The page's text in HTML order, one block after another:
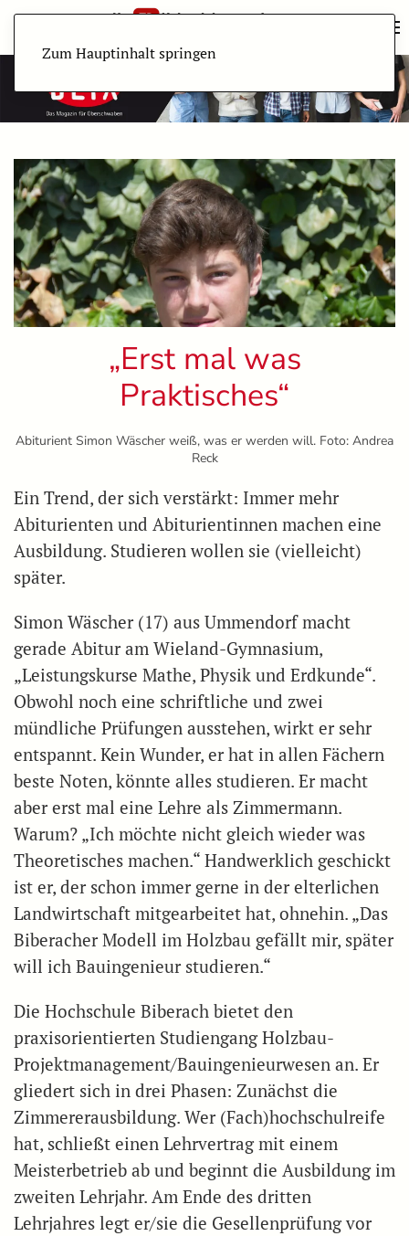
Zum Hauptinhalt springen
„Erst mal was
Praktisches“
Abiturient Simon Wäscher weiß, was er werden will. Foto: Andrea
Reck
Ein Trend, der sich verstärkt: Immer mehr
Abiturienten und Abiturientinnen machen eine
Ausbildung. Studieren wollen sie (vielleicht)
später.
Simon Wäscher (17) aus Ummendorf macht
gerade Abitur am Wieland-Gymnasium,
„Leistungskurse Mathe, Physik und Erdkunde“.
Obwohl noch eine schriftliche und zwei
mündliche Prüfungen ausstehen, wirkt er sehr
entspannt. Kein Wunder, er hat in allen Fächern
beste Noten, könnte alles studieren. Er macht
aber erst mal eine Lehre als Zimmermann.
Warum? „Ich möchte nicht gleich wieder was
Theoretisches machen.“ Handwerklich geschickt
ist er, der schon immer gerne in der elterlichen
Landwirtschaft mitgearbeitet hat, ohnehin. „Das
Biberacher Modell im Holzbau gefällt mir, später
will ich Bauingenieur studieren.“
Die Hochschule Biberach bietet den
praxisorientierten Studiengang Holzbau-
Projektmanagement/Bauingenieurwesen an. Er
gliedert sich in drei Phasen: Zunächst die
Zimmererausbildung. Wer (Fach)hochschulreife
hat, schließt einen Lehrvertrag mit einem
Meisterbetrieb ab und beginnt die Ausbildung im
zweiten Lehrjahr. Am Ende des dritten
Lehrjahres legt er/sie die Gesellenprüfung vor